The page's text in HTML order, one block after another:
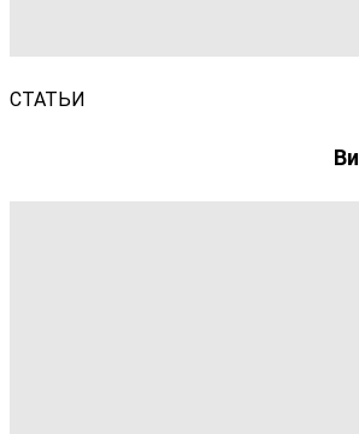
СТАТЬИ